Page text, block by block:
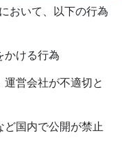
おいて、以下の行為
かける行為
営会社が不適切と
国内で公開が禁止